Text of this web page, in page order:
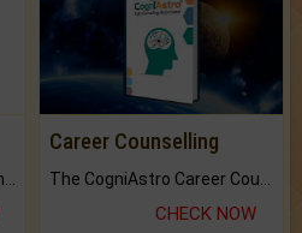
Career Counselling
CHECK NOW